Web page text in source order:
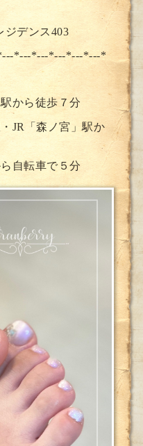
ジデンス403
*---*---*---*---*---*
から徒歩７分
JR「森ノ宮」駅か
自転車で５分